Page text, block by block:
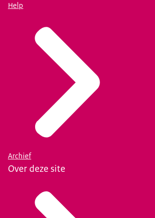
Help
Archief
Over deze site